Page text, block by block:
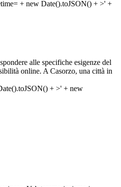
alle specifiche esigenze del
online. A Casorzo, una città in